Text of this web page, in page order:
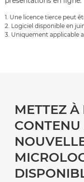
1. Une licence tierce peut
2. Logiciel disponible en
3. Uniquement applicable
METTEZ